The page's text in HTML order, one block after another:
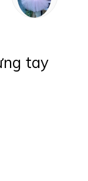
tay